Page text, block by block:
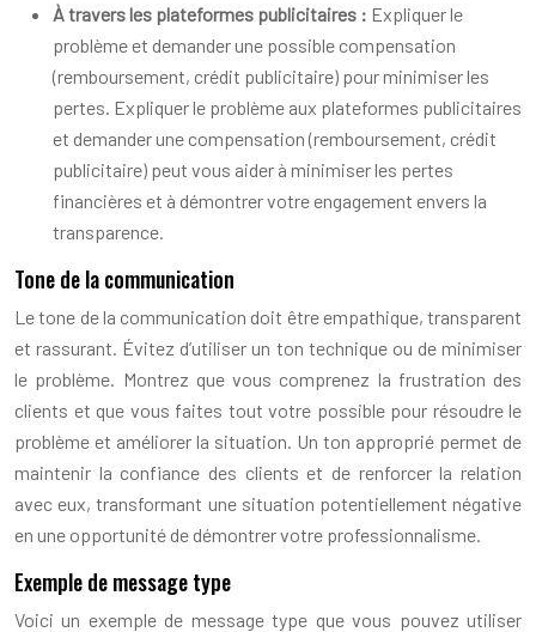
À travers les plateformes publicitaires : Expliquer le
problème et demander une possible compensation
(remboursement, crédit publicitaire) pour minimiser les
pertes. Expliquer le problème aux plateformes publicitaires
et demander une compensation (remboursement, crédit
publicitaire) peut vous aider à minimiser les pertes
financières et à démontrer votre engagement envers la
transparence.
Tone de la communication
Le tone de la communication doit être empathique, transparent
et rassurant. Évitez d’utiliser un ton technique ou de minimiser
le problème. Montrez que vous comprenez la frustration des
clients et que vous faites tout votre possible pour résoudre le
problème et améliorer la situation. Un ton approprié permet de
maintenir la confiance des clients et de renforcer la relation
avec eux, transformant une situation potentiellement négative
en une opportunité de démontrer votre professionnalisme.
Exemple de message type
Voici un exemple de message type que vous pouvez utiliser